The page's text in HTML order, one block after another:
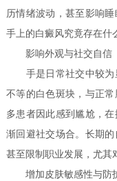
历情绪波动，甚至影响
手上的白癜风究竟存在什
影响外观与社交自信
手是日常社交中较为
不等的白色斑块，与正
多患者因此感到尴尬，
渐回避社交场合。长期
甚至限制职业发展，尤其
增加皮肤敏感性与防